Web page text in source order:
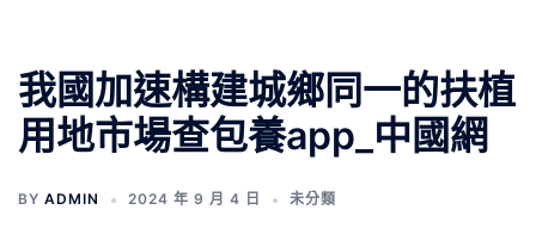
我國加速構建城鄉同一的扶植
用地市場查包養app_中國網
BY ADMIN 2024 年 9 月 4 日 未分類